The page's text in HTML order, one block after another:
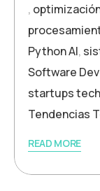
,
Python AI,
Software
startups tech
Tendencias
READ MORE